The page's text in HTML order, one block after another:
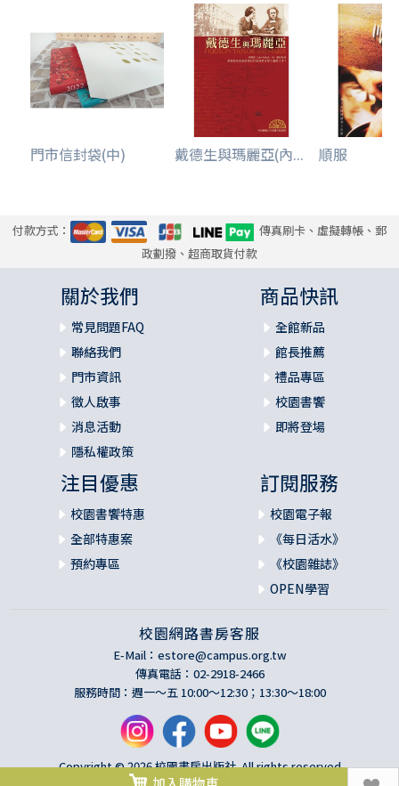
門市信封袋(中) 戴德生與瑪麗亞(內... 順服
付款方式：
傳真刷卡、虛擬轉帳、郵
政劃撥、超商取貨付款
關於我們
常見問題FAQ
聯絡我們
門市資訊
徵人啟事
消息活動
隱私權政策
商品快訊
全館新品
館長推薦
禮品專區
校園書饗
即將登場
注目優惠
校園書饗特惠
全部特惠案
預約專區
訂閱服務
校園電子報
《每日活水》
《校園雜誌》
OPEN學習
校園網路書房客服
E-Mail： estore@campus.org.tw
傳真電話：02-2918-2466
服務時間：週一～五 10:00～12:30；13:30～18:00
Copyright © 2026 校園書房出版社. All rights reserved